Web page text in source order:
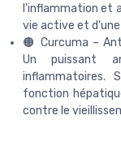
l'inflammation et
vie active et
🟠 Curcuma –
Un puissant
inflammatoires.
fonction
contre le